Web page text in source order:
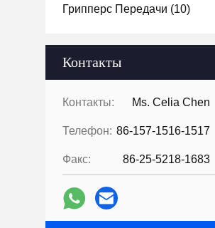
Грипперс Передачи (10)
Контакты
Контакты: Ms. Celia Chen
Телефон: 86-157-1516-1517
Факс: 86-25-5218-1683